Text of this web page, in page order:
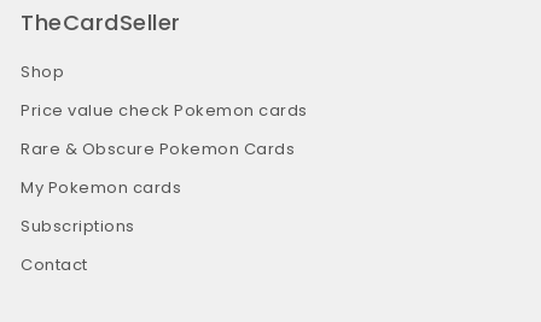
TheCardSeller
Shop
Price value check Pokemon cards
Rare & Obscure Pokemon Cards
My Pokemon cards
Subscriptions
Contact